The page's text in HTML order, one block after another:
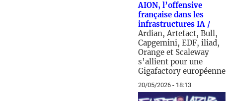
AION, l’offensive
française dans les
infrastructures IA /
Ardian, Artefact, Bull,
Capgemini, EDF, iliad,
Orange et Scaleway
s’allient pour une
Gigafactory européenne
20/05/2026 - 18:13